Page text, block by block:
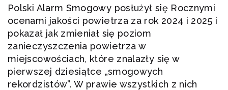
Polski Alarm Smogowy posłużył się Rocznymi
ocenami jakości powietrza za rok 2024 i 2025 i
pokazał jak zmieniał się poziom
zanieczyszczenia powietrza w
miejscowościach, które znalazły się w
pierwszej dziesiątce „smogowych
rekordzistów”. W prawie wszystkich z nich